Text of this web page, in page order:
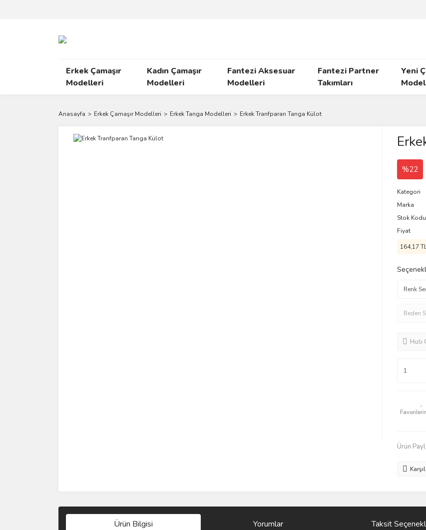
Erkek Çamaşır
Modelleri
Kadın Çamaşır
Modelleri
Fantezi Aksesuar
Modelleri
Fantezi Partner
Takımları
Yeni
Anasayfa Erkek Çamaşır Modelleri Erkek Tanga Modelleri Erkek Tranfparan Tanga Külot
%22
Kategori
Marka
Stok Kodu
Fiyat
164,17
Ürün
Ürün Bilgisi Yorumlar Taksit